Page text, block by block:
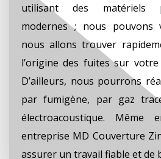
utilisant des matériels
modernes ; nous pouvons
nous allons trouver
l’origine des fuites sur
D’ailleurs, nous pourrons
par fumigène, par gaz
électroacoustique. Même
entreprise MD Couverture
assurer un travail fiable et de